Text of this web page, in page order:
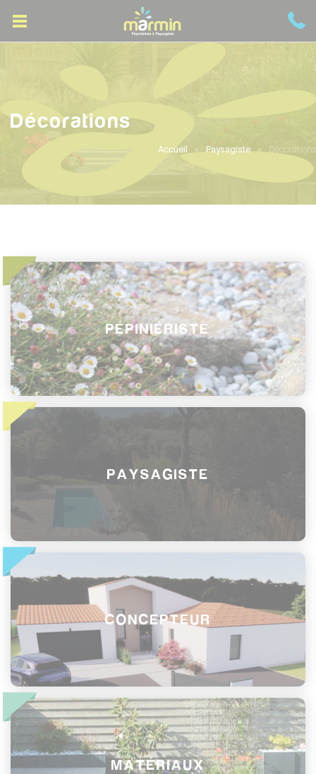
Décorations
Accueil Paysagiste Décorations
Accueil Paysagiste Accueil
PÉPINIÉRISTE
PAYSAGISTE
CONCEPTEUR
MATÉRIAUX